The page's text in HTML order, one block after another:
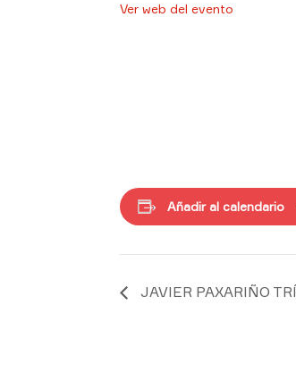
Añadir al calendario
Ver web del evento
JAVIER PAXARIÑO